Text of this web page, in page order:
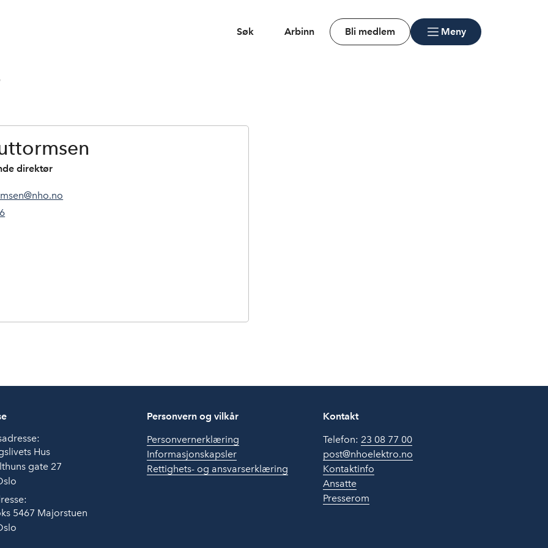
Søk Arbinn Bli medlem Meny
direktør
Hus
gate 27
5467 Majorstuen
Personvern og vilkår
Personvernerklæring
Informasjonskapsler
Rettighets- og ansvarserklæring
Kontakt
Telefon: 23 08 77 00
post@nhoelektro.no
Kontaktinfo
Ansatte
Presserom